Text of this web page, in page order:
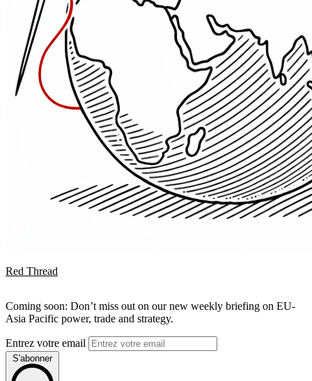
Red Thread
Coming soon: Don’t miss out on our new weekly briefing on EU-
Asia Pacific power, trade and strategy.
Entrez votre email
S'abonner